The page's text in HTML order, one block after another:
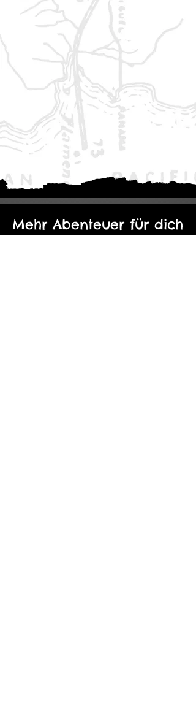
Ein weiteres märchenhaftes
in der Welt von Little
, das Kinder begeistert
und ihre Vorstellungskraft zum
Leuchten bringt.
Mehr Abenteuer für dich